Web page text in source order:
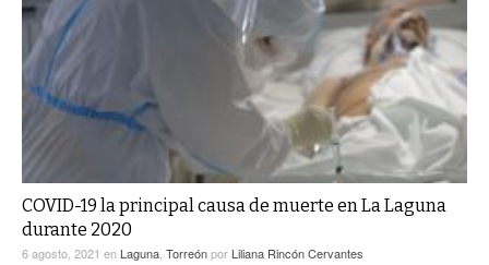
COVID-19 la principal causa de muerte en La Laguna
durante 2020
6 agosto, 2021 en Laguna, Torreónpor Liliana Rincón Cervantes